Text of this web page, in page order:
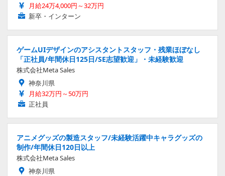
月給24万4,000円～32万円
新卒・インターン
ゲームUIデザインのアシスタントスタッフ・残業ほぼなし
「正社員/年間休日125日/SE志望歓迎」・未経験歓迎
株式会社Meta Sales
神奈川県
月給32万円～50万円
正社員
アニメグッズの製造スタッフ/未経験活躍中キャラグッズの
制作/年間休日120日以上
株式会社Meta Sales
神奈川県